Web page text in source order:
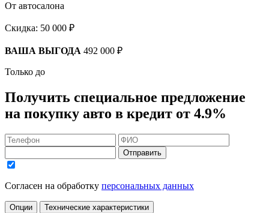
От автосалона
Скидка: 50 000 ₽
ВАША ВЫГОДА 492 000 ₽
Только до
Получить специальное предложение
на покупку авто в кредит от 4.9%
Отправить
Согласен на обработку персональных данных
Опции Технические характеристики